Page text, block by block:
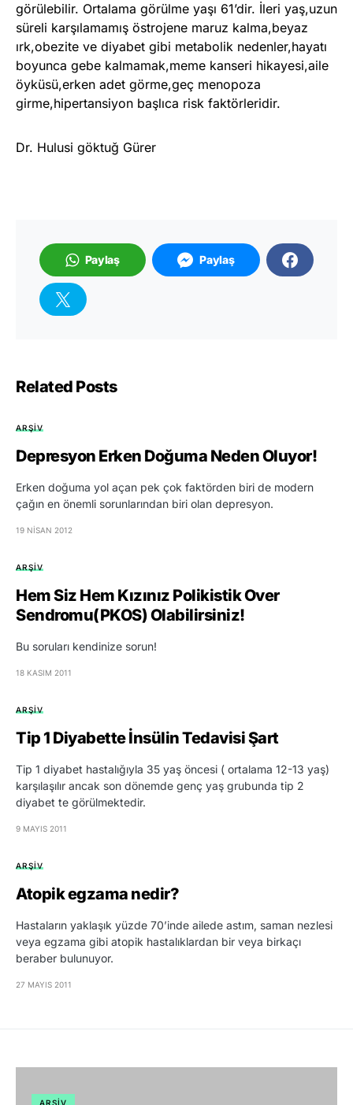
görülebilir. Ortalama görülme yaşı 61’dir. İleri yaş,uzun
süreli karşılamamış östrojene maruz kalma,beyaz
ırk,obezite ve diyabet gibi metabolik nedenler,hayatı
boyunca gebe kalmamak,meme kanseri hikayesi,aile
öyküsü,erken adet görme,geç menopoza
girme,hipertansiyon başlıca risk faktörleridir.
Dr. Hulusi göktuğ Gürer
Paylaş Paylaş
Related Posts
ARŞIV
Depresyon Erken Doğuma Neden Oluyor!
Erken doğuma yol açan pek çok faktörden biri de modern
çağın en önemli sorunlarından biri olan depresyon.
19 NISAN 2012
ARŞIV
Hem Siz Hem Kızınız Polikistik Over
Sendromu(PKOS) Olabilirsiniz!
Bu soruları kendinize sorun!
18 KASIM 2011
ARŞIV
Tip 1 Diyabette İnsülin Tedavisi Şart
Tip 1 diyabet hastalığıyla 35 yaş öncesi ( ortalama 12-13 yaş)
karşılaşılır ancak son dönemde genç yaş grubunda tip 2
diyabet te görülmektedir.
9 MAYIS 2011
ARŞIV
Atopik egzama nedir?
Hastaların yaklaşık yüzde 70’inde ailede astım, saman nezlesi
veya egzama gibi atopik hastalıklardan bir veya birkaçı
beraber bulunuyor.
27 MAYIS 2011
ARŞIV